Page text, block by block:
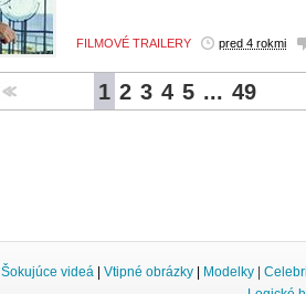
FILMOVÉ TRAILERY pred 4 rokmi
1 2 3 4 5 ... 49
Šokujúce videá Vtipné obrázky Modelky